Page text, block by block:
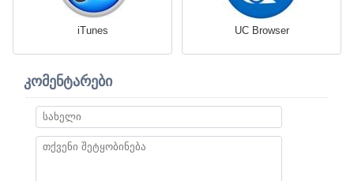
iTunes UC Browser
კომენტარები